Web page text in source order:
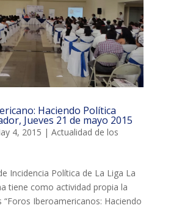
Haciendo Política
Jueves 21 de mayo 2015
4, 2015 | Actualidad de los
Incidencia Política de La Liga La
tiene como actividad propia la
“Foros Iberoamericanos: Haciendo